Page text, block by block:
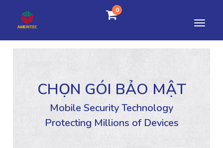
0
CHỌN GÓI BẢO MẬT
Mobile Security Technology
Protecting Millions of Devices